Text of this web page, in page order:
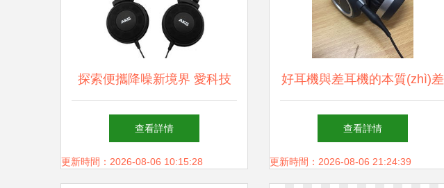
探索便攜降噪新境界 愛科技
AKG Y30頭戴耳機深度測評
查看詳情
更新時間：2026-08-06 10:15:28
好耳機與差耳機的本質(zhì)差
別 從聲音到體驗的全方位解
析
查看詳情
更新時間：2026-08-06 21:24:39